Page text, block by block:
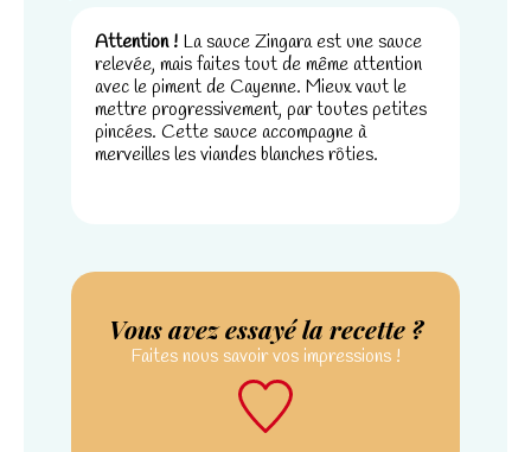
Attention ! La sauce Zingara est une sauce
relevée, mais faites tout de même attention
avec le piment de Cayenne. Mieux vaut le
mettre progressivement, par toutes petites
pincées. Cette sauce accompagne à
merveilles les viandes blanches rôties.
Vous avez essayé la recette ?
Faites nous savoirvos impressions !